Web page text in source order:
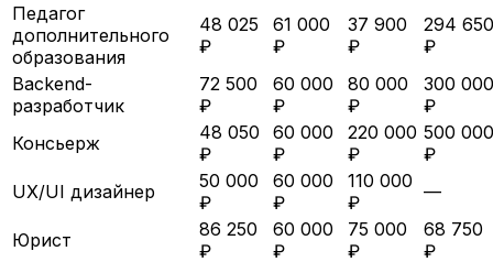
Педагог
дополнительного
образования
48 025
₽
61 000
₽
37 900
₽
294 650
₽
Backend-
разработчик
72 500
₽
60 000
₽
80 000
₽
300 000
₽
Консьерж
48 050
₽
60 000
₽
220 000
₽
500 000
₽
UX/UI дизайнер
50 000
₽
60 000
₽
110 000
₽
—
Юрист
86 250
₽
60 000
₽
75 000
₽
68 750
₽